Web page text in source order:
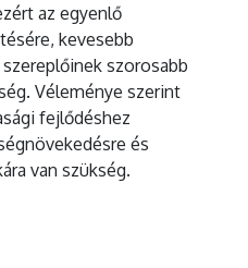
az egyenlő
kevesebb
szorosabb
Véleménye szerint
fejlődéshez
és
van szükség.